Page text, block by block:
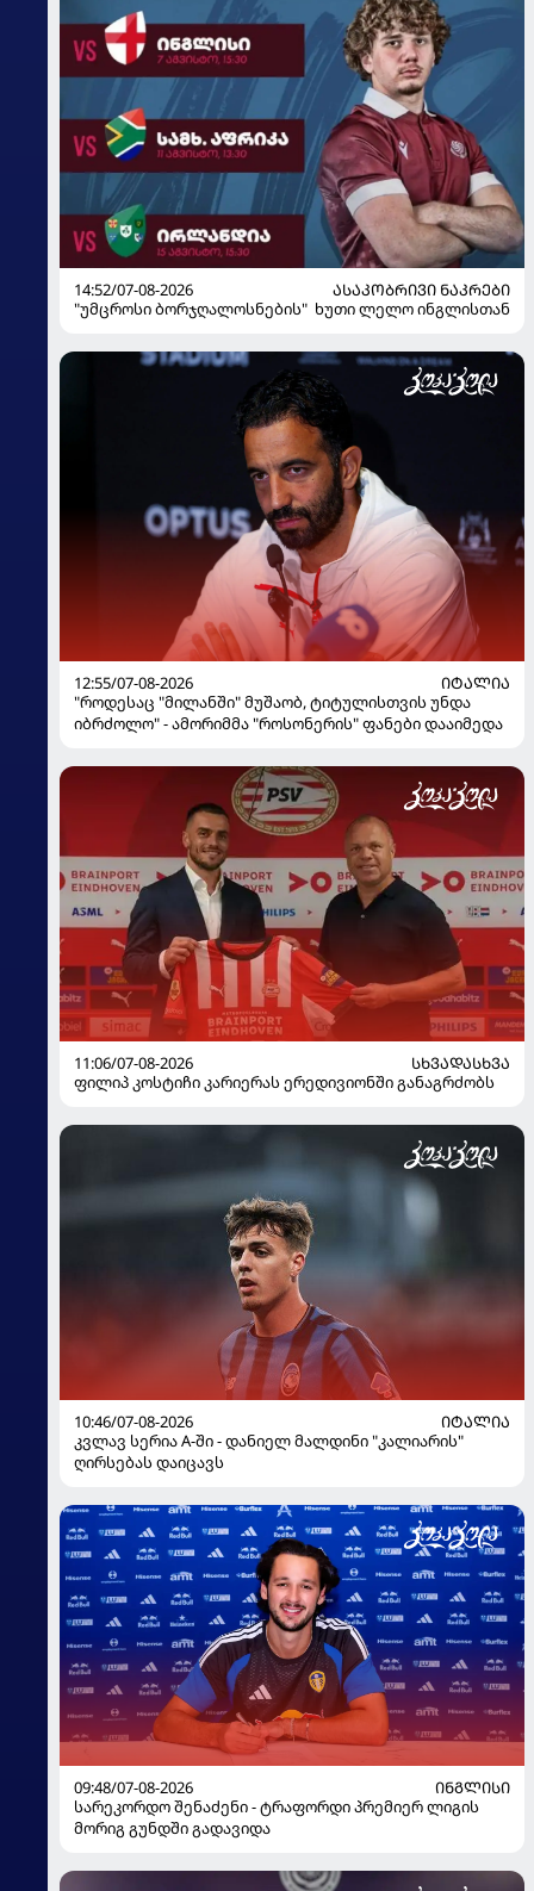
14:52/07-08-2026
ᲐᲡᲐᲙᲝᲑᲠᲘᲕᲘ ᲜᲐᲙᲠᲔᲑᲘ
"უმცროსი ბორჯღალოსნების" ხუთი ლელო ინგლისთან
12:55/07-08-2026
ᲘᲢᲐᲚᲘᲐ
"როდესაც "მილანში" მუშაობ, ტიტულისთვის უნდა
იბრძოლო" - ამორიმმა "როსონერის" ფანები დააიმედა
11:06/07-08-2026
ᲡᲮᲕᲐᲓᲐᲡᲮᲕᲐ
ფილიპ კოსტიჩი კარიერას ერედივიონში განაგრძობს
10:46/07-08-2026
ᲘᲢᲐᲚᲘᲐ
კვლავ სერია A-ში - დანიელ მალდინი "კალიარის"
ღირსებას დაიცავს
09:48/07-08-2026
ᲘᲜᲒᲚᲘᲡᲘ
სარეკორდო შენაძენი - ტრაფორდი პრემიერ ლიგის
მორიგ გუნდში გადავიდა